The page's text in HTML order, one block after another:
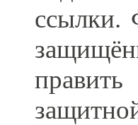
ссылки.